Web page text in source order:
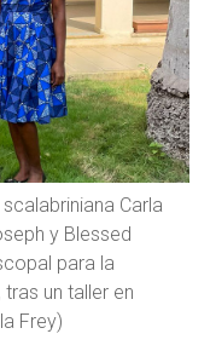
Carla
y Blessed
para la
un taller en
Frey)